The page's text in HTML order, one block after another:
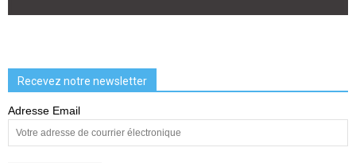
Recevez notre newsletter
Adresse Email